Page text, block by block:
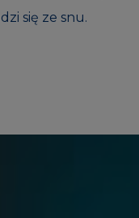
się ze snu.